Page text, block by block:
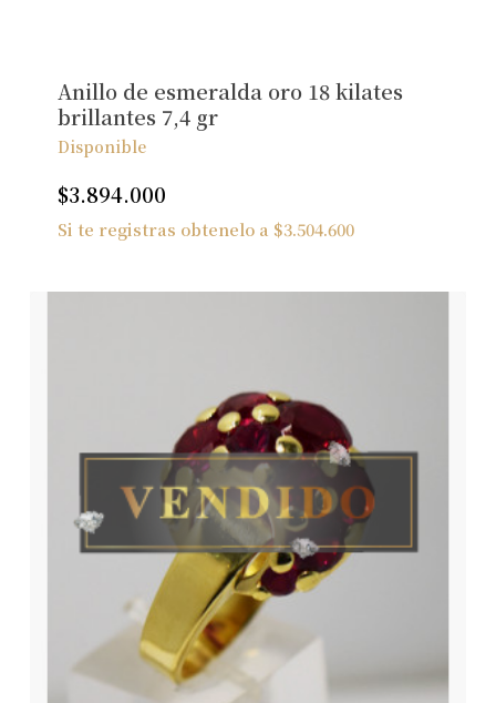
No hay productos en el carrito.
Anillo de esmeralda oro 18 kilates
brillantes 7,4 gr
Disponible
$3.894.000
Si te registras obtenelo a $3.504.600